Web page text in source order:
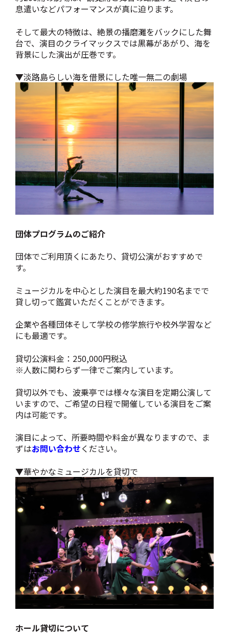
息遣いなどパフォーマンスが真に迫ります。
そして最大の特徴は、絶景の播磨灘をバックにした舞
台で、演目のクライマックスでは黒幕があがり、海を
背景にした演出が圧巻です。
▼淡路島らしい海を借景にした唯一無二の劇場
団体プログラムのご紹介
団体でご利用頂くにあたり、貸切公演がおすすめで
す。
ミュージカルを中心とした演目を最大約190名までで
貸し切って鑑賞いただくことができます。
企業や各種団体そして学校の修学旅行や校外学習など
にも最適です。
貸切公演料金：250,000円税込
※人数に関わらず一律でご案内しています。
貸切以外でも、 波乗亭では様々な演目を定期公演して
いますので、ご希望の日程で開催している演目をご案
内は可能です。
演目によって、所要時間や料金が異なりますので、ま
ずはお問い合わせください。
▼華やかなミュージカルを貸切で
ホール貸切について